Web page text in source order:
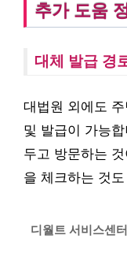
추가 도움
대체 발급 경
대법원 외에도
및 발급이 가능
두고 방문하는
을 체크하는 것
디월트 서비스센